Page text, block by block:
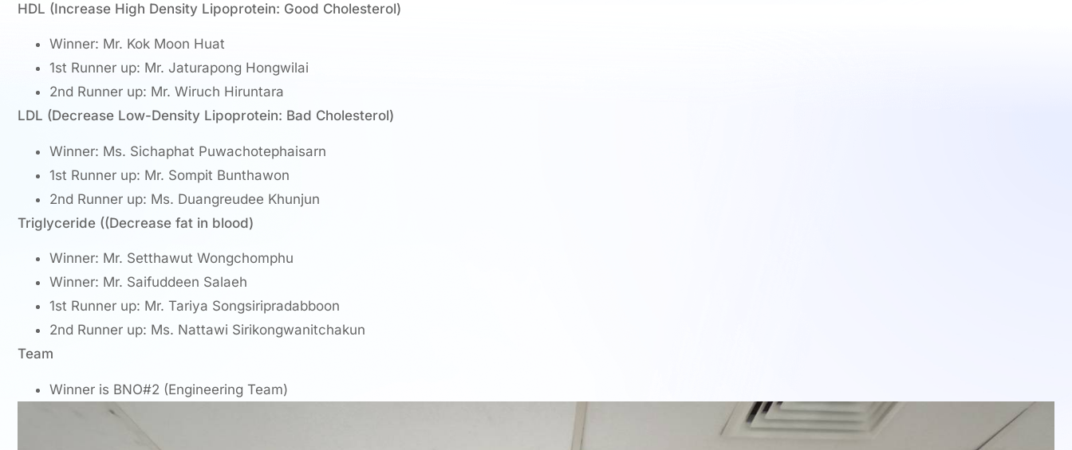
HDL (Increase High Density Lipoprotein: Good Cholesterol)
Winner: Mr. Kok Moon Huat
1st Runner up: Mr. Jaturapong Hongwilai
2nd Runner up: Mr. Wiruch Hiruntara
LDL (Decrease Low-Density Lipoprotein: Bad Cholesterol)
Winner: Ms. Sichaphat Puwachotephaisarn
1st Runner up: Mr. Sompit Bunthawon
2nd Runner up: Ms. Duangreudee Khunjun
Triglyceride ((Decrease fat in blood)
Winner: Mr. Setthawut Wongchomphu
Winner: Mr. Saifuddeen Salaeh
1st Runner up: Mr. Tariya Songsiripradabboon
2nd Runner up: Ms. Nattawi Sirikongwanitchakun
Team
Winner is BNO#2 (Engineering Team)